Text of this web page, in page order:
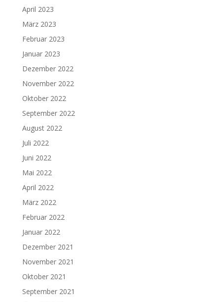
April 2023
März 2023
Februar 2023
Januar 2023
Dezember 2022
November 2022
Oktober 2022
September 2022
August 2022
Juli 2022
Juni 2022
Mai 2022
April 2022
März 2022
Februar 2022
Januar 2022
Dezember 2021
November 2021
Oktober 2021
September 2021